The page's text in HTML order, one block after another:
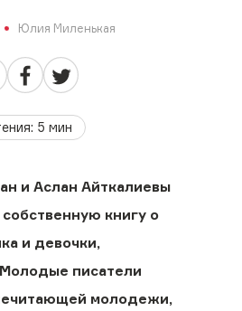
Юлия Миленькая
: 5 мин
и Аслан Айткалиевы
книгу о
и девочки,
писатели
молодежи,